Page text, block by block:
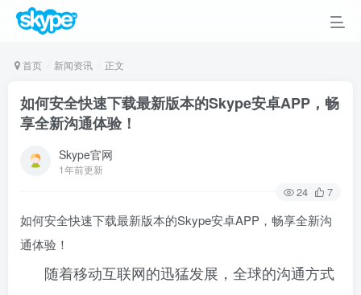
首页 新闻资讯 正文
如何安全快速下载最新版本的Skype安卓APP，畅
享全新沟通体验！
Skype官网
1年前更新
24 7
如何安全快速下载最新版本的Skype安卓APP，畅享全新沟
通体验！
随着移动互联网的迅猛发展，全球的沟通方式